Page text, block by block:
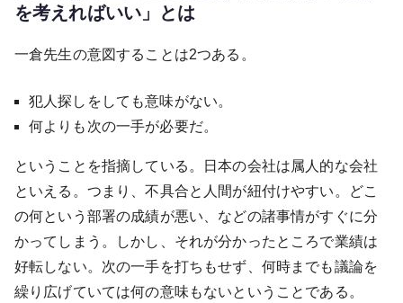
を考えればいい」とは
一倉先生の意図することは2つある。
犯人探しをしても意味がない。
何よりも次の一手が必要だ。
ということを指摘している。日本の会社は属人的な会社
といえる。つまり、不具合と人間が紐付けやすい。どこ
の何という部署の成績が悪い、などの諸事情がすぐに分
かってしまう。しかし、それが分かったところで業績は
好転しない。次の一手を打ちもせず、何時までも議論を
繰り広げていては何の意味もないということである。